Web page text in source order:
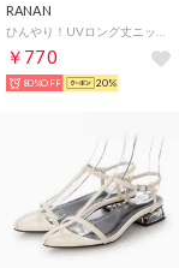
RANAN
ひんやり！UVロング丈ニットカーデ （コーラルピンク）
￥770
80%OFF 20%